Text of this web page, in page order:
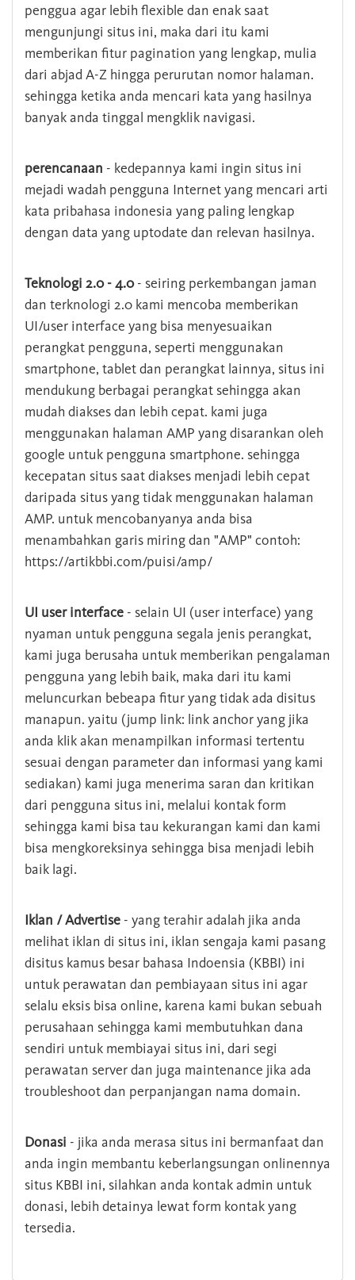
penggua agar lebih flexible dan enak saat
mengunjungi situs ini, maka dari itu kami
memberikan fitur pagination yang lengkap, mulia
dari abjad A-Z hingga perurutan nomor halaman.
sehingga ketika anda mencari kata yang hasilnya
banyak anda tinggal mengklik navigasi.
perencanaan - kedepannya kami ingin situs ini
mejadi wadah pengguna Internet yang mencari arti
kata pribahasa indonesia yang paling lengkap
dengan data yang uptodate dan relevan hasilnya.
Teknologi 2.0 - 4.0- seiring perkembangan jaman
dan terknologi 2.0 kami mencoba memberikan
UI/user interface yang bisa menyesuaikan
perangkat pengguna, seperti menggunakan
smartphone, tablet dan perangkat lainnya, situs ini
mendukung berbagai perangkat sehingga akan
mudah diakses dan lebih cepat. kami juga
menggunakan halaman AMP yang disarankan oleh
google untuk pengguna smartphone. sehingga
kecepatan situs saat diakses menjadi lebih cepat
daripada situs yang tidak menggunakan halaman
AMP. untuk mencobanyanya anda bisa
menambahkan garis miring dan "AMP" contoh:
https://artikbbi.com/puisi/amp/
UI user interface - selain UI (user interface) yang
nyaman untuk pengguna segala jenis perangkat,
kami juga berusaha untuk memberikan pengalaman
pengguna yang lebih baik, maka dari itu kami
meluncurkan bebeapa fitur yang tidak ada disitus
manapun. yaitu (jump link: link anchor yang jika
anda klik akan menampilkan informasi tertentu
sesuai dengan parameter dan informasi yang kami
sediakan) kami juga menerima saran dan kritikan
dari pengguna situs ini, melalui kontak form
sehingga kami bisa tau kekurangan kami dan kami
bisa mengkoreksinya sehingga bisa menjadi lebih
baik lagi.
Iklan / Advertise - yang terahir adalah jika anda
melihat iklan di situs ini, iklan sengaja kami pasang
disitus kamus besar bahasa Indoensia (KBBI) ini
untuk perawatan dan pembiayaan situs ini agar
selalu eksis bisa online, karena kami bukan sebuah
perusahaan sehingga kami membutuhkan dana
sendiri untuk membiayai situs ini, dari segi
perawatan server dan juga maintenance jika ada
troubleshoot dan perpanjangan nama domain.
Donasi - jika anda merasa situs ini bermanfaat dan
anda ingin membantu keberlangsungan onlinennya
situs KBBI ini, silahkan anda kontak admin untuk
donasi, lebih detainya lewat form kontak yang
tersedia.